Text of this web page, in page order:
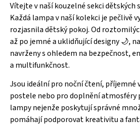
Vítejte v naší kouzelné sekci
Každá lampa v naší kolekci je pečlivě
rozjasnila dětský pokoj. Od
až po jemné a uklidňující designy 🌙,
navrženy s ohledem na bezpečnost,
a multifunkčnost.
Jsou ideální pro noční čtení, příjemné
postele nebo pro doplnění atmosféry
lampy nejenže poskytují správné
pomáhají podporovat kreativitu a